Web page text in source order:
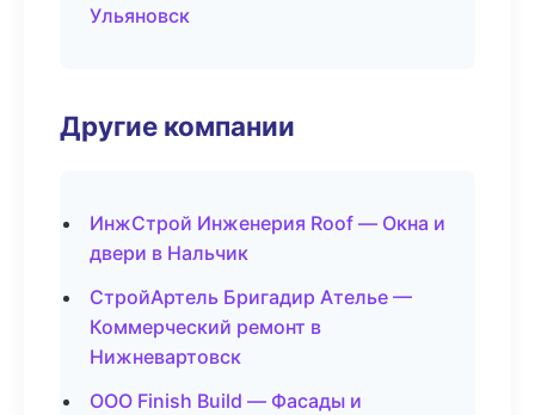
Ульяновск
Другие компании
ИнжСтрой Инженерия Roof — Окна и
двери в Нальчик
СтройАртель Бригадир Ателье —
Коммерческий ремонт в
Нижневартовск
ООО Finish Build — Фасады и